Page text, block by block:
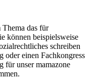
Thema das für
können beispielsweise
schreiben
oder einen Fachkongress
für unser mamazone